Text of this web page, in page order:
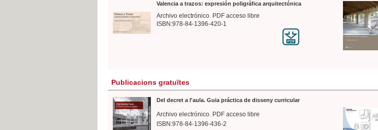
Valencia a trazos: expresión poligráfica arquitectónica
Archivo electrónico. PDF acceso libre
ISBN:978-84-1396-420-1
Publicacions gratuïtes
Del decret a l'aula. Guia práctica de disseny curricular
Archivo electrónico. PDF acceso libre
ISBN:978-84-1396-436-2